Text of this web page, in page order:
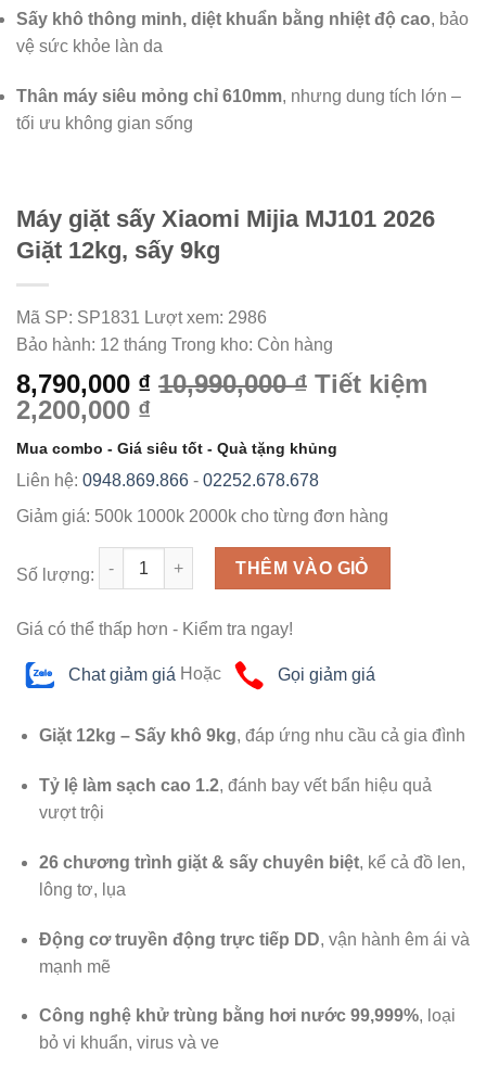
Sấy khô thông minh, diệt khuẩn bằng nhiệt độ cao, bảo
vệ sức khỏe làn da
Thân máy siêu mỏng chỉ 610mm, nhưng dung tích lớn –
tối ưu không gian sống
Máy giặt sấy Xiaomi Mijia MJ101 2026
Giặt 12kg, sấy 9kg
Mã SP: SP1831 Lượt xem: 2986
Bảo hành: 12 tháng Trong kho: Còn hàng
8,790,000 ₫ 10,990,000 ₫ Tiết kiệm
2,200,000 ₫
Mua combo - Giá siêu tốt - Quà tặng khủng
Liên hệ: 0948.869.866 - 02252.678.678
Giảm giá: 500k 1000k 2000k cho từng đơn hàng
Số lượng:
Số lượng THÊM VÀO GIỎ
Giá có thể thấp hơn - Kiểm tra ngay!
Chat giảm giá Hoặc Gọi giảm giá
Giặt 12kg – Sấy khô 9kg, đáp ứng nhu cầu cả gia đình
Tỷ lệ làm sạch cao 1.2, đánh bay vết bẩn hiệu quả
vượt trội
26 chương trình giặt & sấy chuyên biệt, kể cả đồ len,
lông tơ, lụa
Động cơ truyền động trực tiếp DD, vận hành êm ái và
mạnh mẽ
Công nghệ khử trùng bằng hơi nước 99,999%, loại
bỏ vi khuẩn, virus và ve